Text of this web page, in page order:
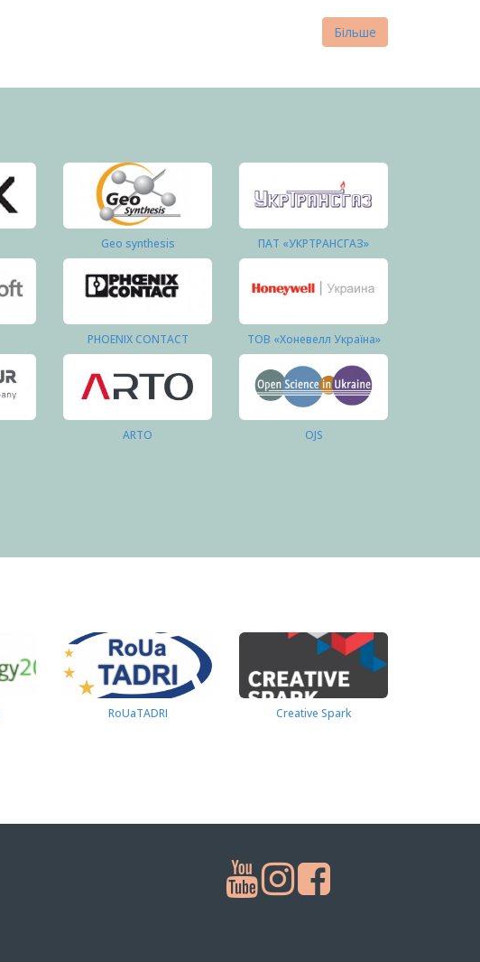
Більше
Geo synthesis ПАТ «УКРТРАНСГАЗ»
PHOENIX CONTACT ТОВ «Хоневелл Україна»
ARTO OJS
RoUaTADRI Creative Spark